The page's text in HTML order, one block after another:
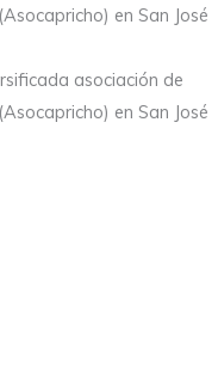
en San José
asociación de
en San José